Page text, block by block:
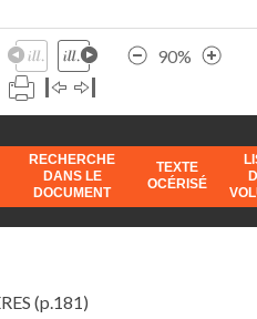
90%
RECHERCHE
DANS LE
DOCUMENT
TEXTE
OCÉRISÉ
(p.181)